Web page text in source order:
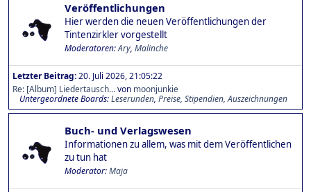
Veröffentlichungen
Hier werden die neuen Veröffentlichungen der
Tintenzirkler vorgestellt
Moderatoren:Ary, Malinche
Letzter Beitrag:20. Juli 2026, 21:05:22
Re: [Album] Liedertausch...von moonjunkie
Untergeordnete Boards Leserunden Preise, Stipendien, Auszeichnungen
Buch- und Verlagswesen
Informationen zu allem, was mit dem Veröffentlichen
zu tun hat
Moderator:Maja